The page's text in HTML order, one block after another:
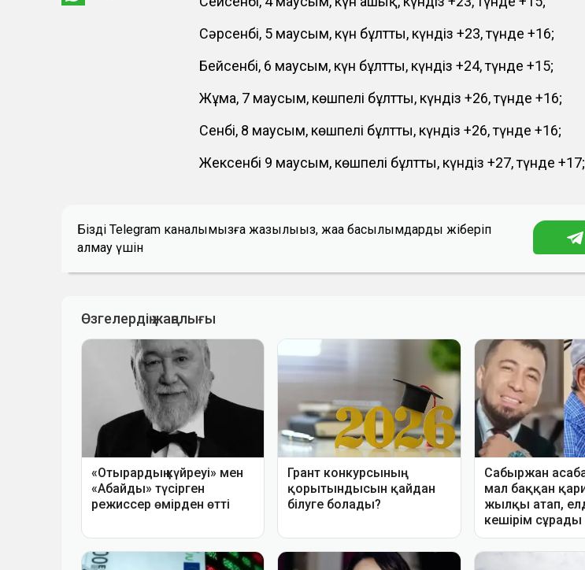
Сәрсенбі, 5 маусым, күн бұлтты, күндіз +23, түнде +16;
Бейсенбі, 6 маусым, күн бұлтты, күндіз +24, түнде +15;
Жұма, 7 маусым, көшпелі бұлтты, күндіз +26, түнде +16;
Сенбі, 8 маусым, көшпелі бұлтты, күндіз +26, түнде +16;
Жексенбі 9 маусым, көшпелі бұлтты, күндіз +27, түнде +17;
Біздің Telegram каналымызға жазылыңыз, жаңа басылымдарды жіберіп
алмау үшін